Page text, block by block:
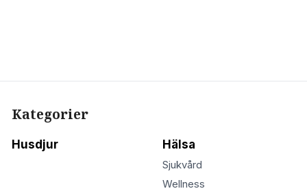
Kategorier
Husdjur Hälsa
Sjukvård
Wellness